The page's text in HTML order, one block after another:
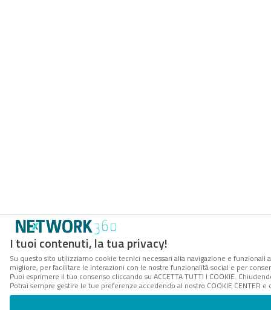
I tuoi contenuti, la tua privacy!
Su questo sito utilizziamo cookie tecnici necessari alla navigazione e
migliore, per facilitare le interazioni con le nostre funzionalità social e per
Puoi esprimere il tuo consenso cliccando su ACCETTA TUTTI I COOKIE.
Potrai sempre gestire le tue preferenze accedendo al nostro COOKIE